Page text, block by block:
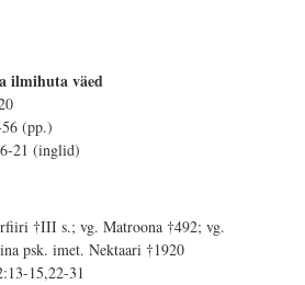
ilmihuta väed
(pp.)
21 (inglid)
†III s.; vg. Matroona †492; vg.
psk. imet. Nektaari †1920
15,22-31